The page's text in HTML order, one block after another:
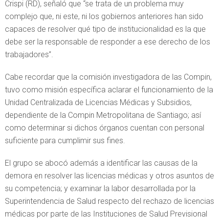
Crispi (RD), señaló que “se trata de un problema muy
complejo que, ni este, ni los gobiernos anteriores han sido
capaces de resolver qué tipo de institucionalidad es la que
debe ser la responsable de responder a ese derecho de los
trabajadores”.
Cabe recordar que la comisión investigadora de las Compin,
tuvo como misión específica aclarar el funcionamiento de la
Unidad Centralizada de Licencias Médicas y Subsidios,
dependiente de la Compin Metropolitana de Santiago; así
como determinar si dichos órganos cuentan con personal
suficiente para cumplimir sus fines.
El grupo se abocó además a identificar las causas de la
demora en resolver las licencias médicas y otros asuntos de
su competencia; y examinar la labor desarrollada por la
Superintendencia de Salud respecto del rechazo de licencias
médicas por parte de las Instituciones de Salud Previsional